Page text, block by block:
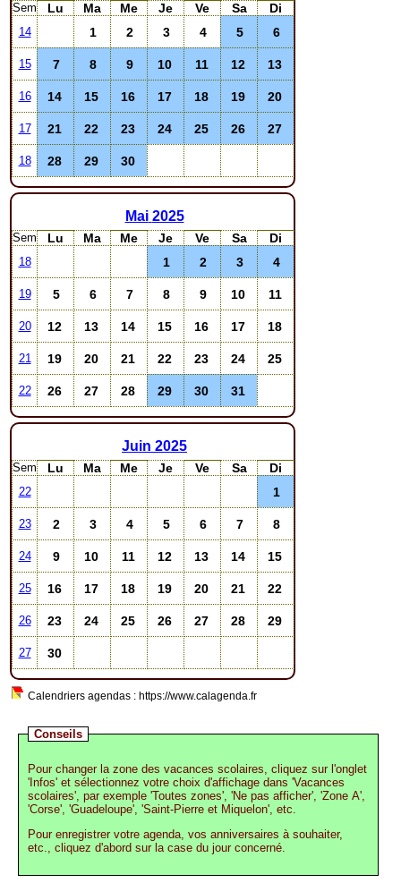
Sem Lu Ma Me Je Ve Sa Di
14 1 2 3 4 5 6
15 7 8 9 10 11 12 13
16 14 15 16 17 18 19 20
17 21 22 23 24 25 26 27
18 28 29 30
Mai 2025
Sem Lu Ma Me Je Ve Sa Di
18 1 2 3 4
19 5 6 7 8 9 10 11
20 12 13 14 15 16 17 18
21 19 20 21 22 23 24 25
22 26 27 28 29 30 31
Juin 2025
Sem Lu Ma Me Je Ve Sa Di
22 1
23 2 3 4 5 6 7 8
24 9 10 11 12 13 14 15
25 16 17 18 19 20 21 22
26 23 24 25 26 27 28 29
27 30
Calendriers agendas : https://www.calagenda.fr
Conseils
Pour changer la zone des vacances scolaires, cliquez sur l'onglet
'Infos' et sélectionnez votre choix d'affichage dans 'Vacances
scolaires', par exemple 'Toutes zones', 'Ne pas afficher', 'Zone A',
'Corse', 'Guadeloupe', 'Saint-Pierre et Miquelon', etc.
Pour enregistrer votre agenda, vos anniversaires à souhaiter,
etc., cliquez d'abord sur la case du jour concerné.